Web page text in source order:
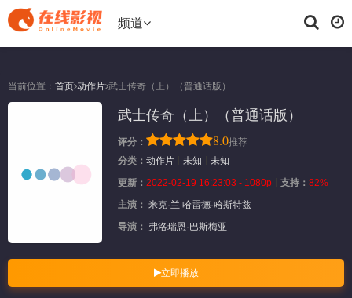
频道
当前位置： 首页 动作片 武士传奇（上）（普通话版）
武士传奇（上）（普通话版）
评分： 8.0推荐
分类： 动作片 未知
未知
更新： 2022-02-19 16:23:03 - 1080p 支持： 82%
主演： 米克·兰 哈雷德·哈斯特兹
导演：
弗洛瑞恩·巴斯梅亚
立即播放